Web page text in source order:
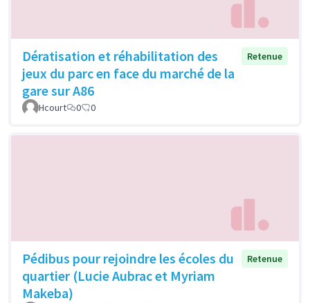
Dératisation et réhabilitation des
jeux du parc en face du marché de la
gare sur A86
Retenue
Hcourt 0 0
Pédibus pour rejoindre les écoles du
quartier (Lucie Aubrac et Myriam
Makeba)
Retenue